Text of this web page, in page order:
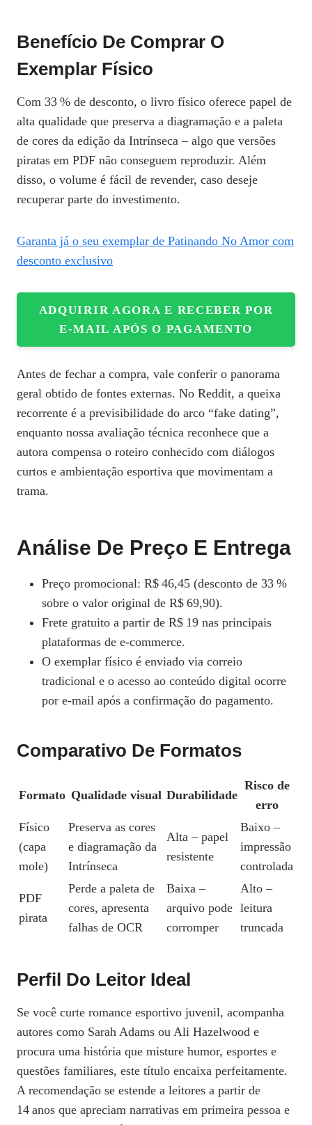
Benefício De Comprar O
Exemplar Físico
Com 33 % de desconto, o livro físico oferece papel de
alta qualidade que preserva a diagramação e a paleta
de cores da edição da Intrínseca – algo que versões
piratas em PDF não conseguem reproduzir. Além
disso, o volume é fácil de revender, caso deseje
recuperar parte do investimento.
Garanta já o seu exemplar de Patinando No Amor com
desconto exclusivo
ADQUIRIR AGORA E RECEBER POR
E‑MAIL APÓS O PAGAMENTO
Antes de fechar a compra, vale conferir o panorama
geral obtido de fontes externas. No Reddit, a queixa
recorrente é a previsibilidade do arco “fake dating”,
enquanto nossa avaliação técnica reconhece que a
autora compensa o roteiro conhecido com diálogos
curtos e ambientação esportiva que movimentam a
trama.
Análise De Preço E Entrega
Preço promocional: R$ 46,45 (desconto de 33 %
sobre o valor original de R$ 69,90).
Frete gratuito a partir de R$ 19 nas principais
plataformas de e‑commerce.
O exemplar físico é enviado via correio
tradicional e o acesso ao conteúdo digital ocorre
por e‑mail após a confirmação do pagamento.
Comparativo De Formatos
Formato Qualidade visual Durabilidade
Risco de
erro
Físico
(capa
mole)
Preserva as cores
e diagramação da
Intrínseca
Alta – papel
resistente
Baixo –
impressão
controlada
PDF
pirata
Perde a paleta de
cores, apresenta
falhas de OCR
Baixa –
arquivo pode
corromper
Alto –
leitura
truncada
Perfil Do Leitor Ideal
Se você curte romance esportivo juvenil, acompanha
autores como Sarah Adams ou Ali Hazelwood e
procura uma história que misture humor, esportes e
questões familiares, este título encaixa perfeitamente.
A recomendação se estende a leitores a partir de
14 anos que apreciam narrativas em primeira pessoa e